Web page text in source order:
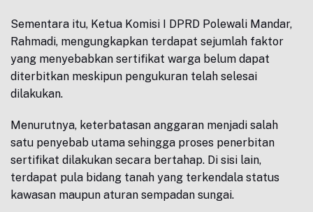
Sementara itu, Ketua Komisi I DPRD Polewali Mandar,
Rahmadi, mengungkapkan terdapat sejumlah faktor
yang menyebabkan sertifikat warga belum dapat
diterbitkan meskipun pengukuran telah selesai
dilakukan.
Menurutnya, keterbatasan anggaran menjadi salah
satu penyebab utama sehingga proses penerbitan
sertifikat dilakukan secara bertahap. Di sisi lain,
terdapat pula bidang tanah yang terkendala status
kawasan maupun aturan sempadan sungai.